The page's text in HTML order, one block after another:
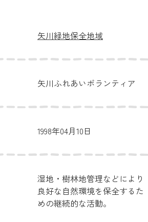
矢川緑地保全地域
矢川ふれあいボランティア
1998年04月10日
湿地・樹林地管理などにより
良好な自然環境を保全するた
めの継続的な活動。